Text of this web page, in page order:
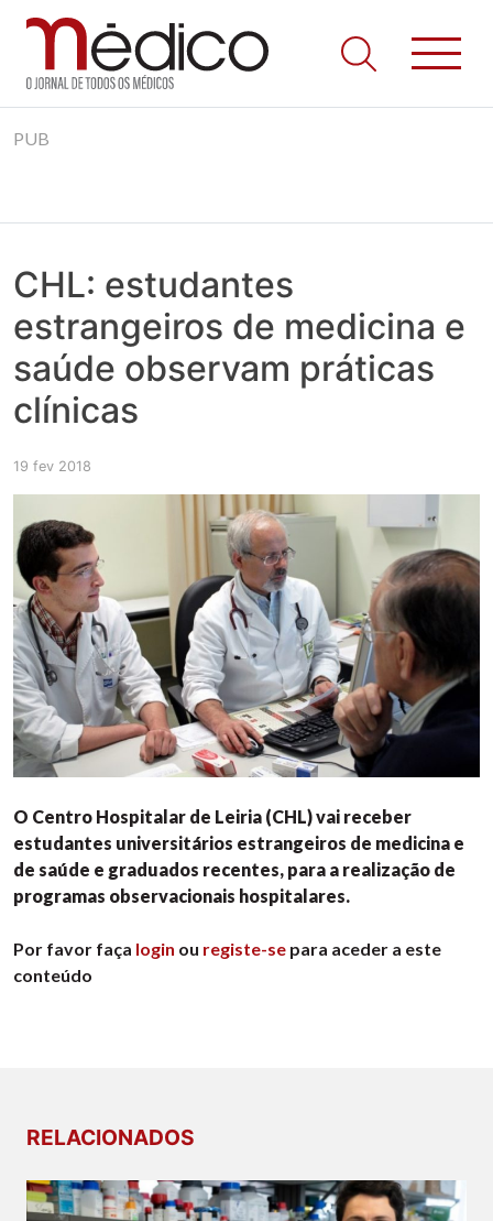
to
Jornal Médico
Médico – O Jornal de Todos os Médicos. Onde as notícias
realmente contam! Tudo o que se passa na Saúde!
PUB
CHL: estudantes
estrangeiros de medicina e
saúde observam práticas
clínicas
19 fev 2018
O Centro Hospitalar de Leiria (CHL) vai receber
estudantes universitários estrangeiros de medicina e
de saúde e graduados recentes, para a realização de
programas observacionais hospitalares.
Por favor faça login ou registe-se para aceder a este
conteúdo
RELACIONADOS